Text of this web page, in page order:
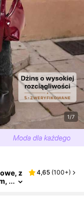
1/7
z
4,65 (100+)